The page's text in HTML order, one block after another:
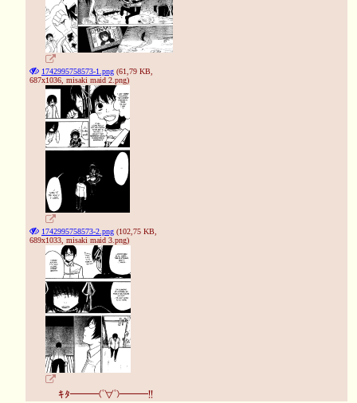
❅
1742995758573-1.png (61,79 KB,
687x1036, misaki maid 2.png)
1742995758573-2.png (102,75 KB,
689x1033, misaki maid 3.png)
ｷﾀ━━━(ﾟ∀ﾟ)━━━!!